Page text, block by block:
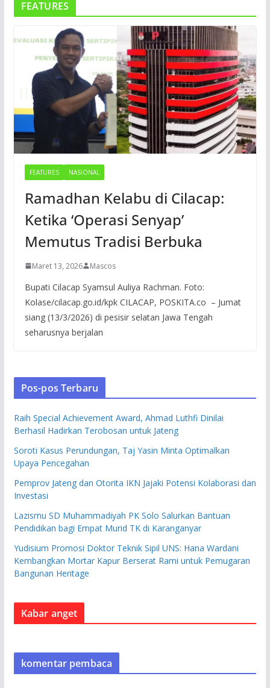
FEATURES
FEATURES NASIONAL
Ramadhan Kelabu di Cilacap:
Ketika ‘Operasi Senyap’
Memutus Tradisi Berbuka
Maret 13, 2026 Mascos
Bupati Cilacap Syamsul Auliya Rachman. Foto:
Kolase/cilacap.go.id/kpk CILACAP, POSKITA.co – Jumat
siang (13/3/2026) di pesisir selatan Jawa Tengah
seharusnya berjalan
Pos-pos Terbaru
Raih Special Achievement Award, Ahmad Luthfi Dinilai
Berhasil Hadirkan Terobosan untuk Jateng
Soroti Kasus Perundungan, Taj Yasin Minta Optimalkan
Upaya Pencegahan
Pemprov Jateng dan Otorita IKN Jajaki Potensi Kolaborasi dan
Investasi
Lazismu SD Muhammadiyah PK Solo Salurkan Bantuan
Pendidikan bagi Empat Murid TK di Karanganyar
Yudisium Promosi Doktor Teknik Sipil UNS: Hana Wardani
Kembangkan Mortar Kapur Berserat Rami untuk Pemugaran
Bangunan Heritage
Kabar anget
komentar pembaca